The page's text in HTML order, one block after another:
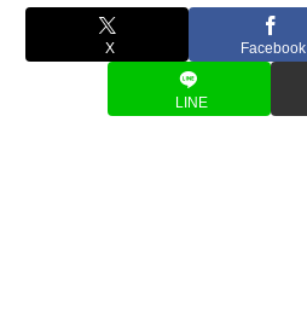
X Facebook
LINE